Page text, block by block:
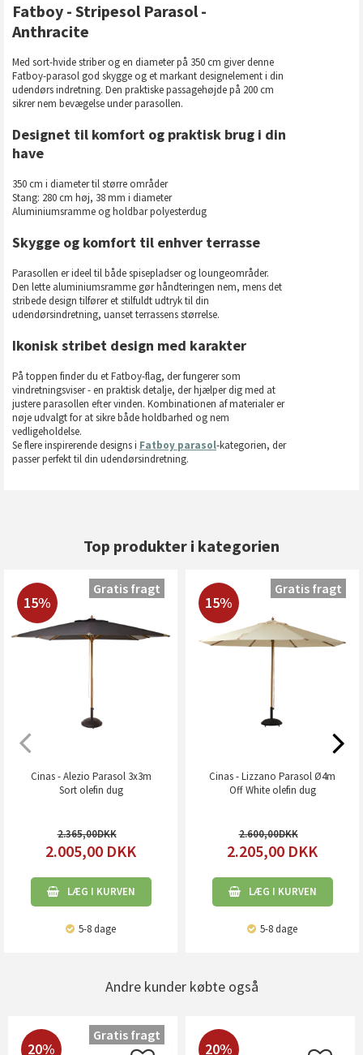
Fatboy - Stripesol Parasol -
Anthracite
Med sort-hvide striber og en diameter på 350 cm giver denne
Fatboy-parasol god skygge og et markant designelement i din
udendørs indretning. Den praktiske passagehøjde på 200 cm
sikrer nem bevægelse under parasollen.
Designet til komfort og praktisk brug i din
have
350 cm i diameter til større områder
Stang: 280 cm høj, 38 mm i diameter
Aluminiumsramme og holdbar polyesterdug
Skygge og komfort til enhver terrasse
Parasollen er ideel til både spisepladser og loungeområder.
Den lette aluminiumsramme gør håndteringen nem, mens det
stribede design tilfører et stilfuldt udtryk til din
udendørsindretning, uanset terrassens størrelse.
Ikonisk stribet design med karakter
På toppen finder du et Fatboy-flag, der fungerer som
vindretningsviser - en praktisk detalje, der hjælper dig med at
justere parasollen efter vinden. Kombinationen af materialer er
nøje udvalgt for at sikre både holdbarhed og nem
vedligeholdelse.
Se flere inspirerende designs i Fatboy parasol-kategorien, der
passer perfekt til din udendørsindretning.
Top produkter i kategorien
15%
Cinas - Alezio Parasol 3x3m
Sort olefin dug
2.365,00
2.005,00 DKK
LÆG I KURVEN
5-8 dage
Gratis fragt
15%
Cinas - Lizzano Parasol Ø4m
Off White olefin dug
2.600,00
2.205,00 DKK
LÆG I KURVEN
5-8 dage
Gratis fragt
Andre kunder købte også
20%
Gratis fragt
20%